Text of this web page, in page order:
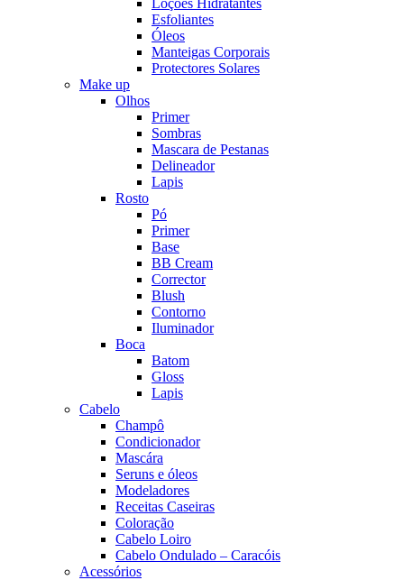
Esfoliantes
Óleos
Manteigas Corporais
Protectores Solares
Make up
Olhos
Primer
Sombras
Mascara de Pestanas
Delineador
Lapis
Rosto
Pó
Primer
Base
BB Cream
Corrector
Blush
Contorno
Iluminador
Boca
Batom
Gloss
Lapis
Cabelo
Champô
Condicionador
Mascára
Seruns e óleos
Modeladores
Receitas Caseiras
Coloração
Cabelo Loiro
Cabelo Ondulado – Caracóis
Acessórios